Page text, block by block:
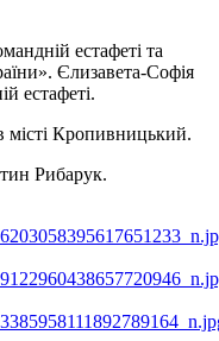
естафеті та
Єлизавета-Софія
естафеті.
Кропивницький.
Рибарук.